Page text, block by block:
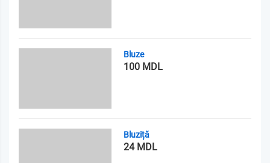
Bluze
100 MDL
Bluziță
24 MDL